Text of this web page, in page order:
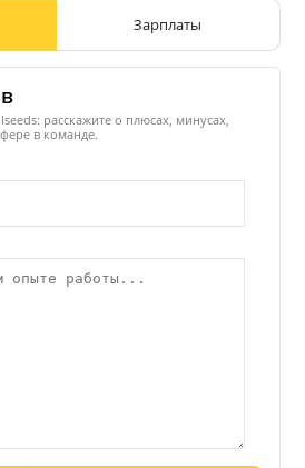
Зарплаты
расскажите о плюсах, минусах,
в команде.